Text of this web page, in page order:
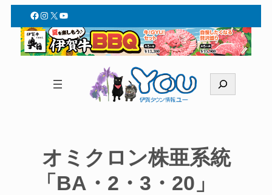
Facebook
Instagram
X YouTube
索
オミクロン株亜系統
「BA・2・3・20」